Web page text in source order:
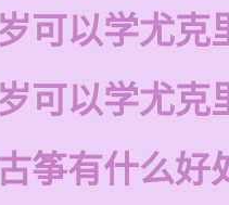
可以学尤克
可以学尤克
筝有什么好